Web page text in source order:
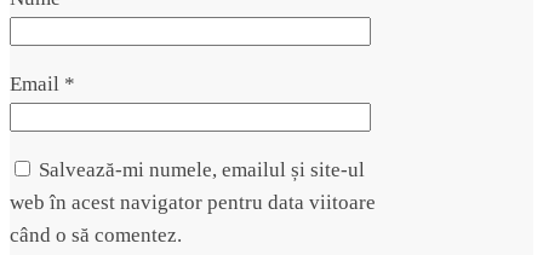
Email *
Salvează-mi numele, emailul și site-ul
web în acest navigator pentru data viitoare
când o să comentez.